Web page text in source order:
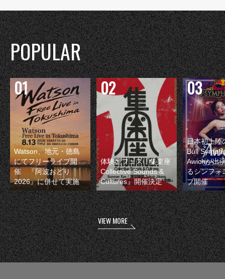
POPULAR
Watson、地元・徳島
にてフリーライブ開
催 『阿波おどり
2026』に併せて実施
体験型フェス『集楽座
Collective Sounds &
Cultures』開催決定
日本初上陸
Bull
Awichが出
るシンフォ
ブ開催
VIEW MORE